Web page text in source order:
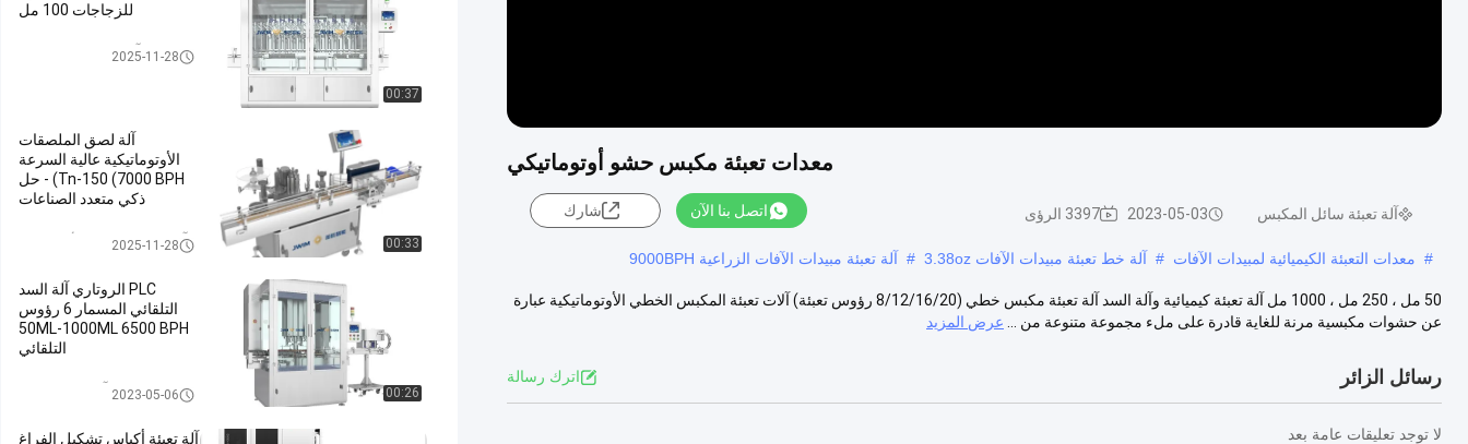
معدات تعبئة مكبس حشو أوتوماتيكي
آلة تعبئة سائل المكبس 2023-05-03 3397 الرؤى اتصل بنا الآن شارك
# معدات التعبئة الكيميائية لمبيدات الآفات # آلة خط تعبئة مبيدات الآفات 3.38oz # آلة تعبئة مبيدات الآفات الزراعية 9000BPH
50 مل ، 250 مل ، 1000 مل آلة تعبئة كيميائية وآلة السد آلة تعبئة مكبس خطي (8/12/16/20 رؤوس تعبئة) آلات تعبئة المكبس الخطي الأوتوماتيكية عبارة
عن حشوات مكبسية مرنة للغاية قادرة على ملء مجموعة متنوعة من ...
عرض المزيد
رسائل الزائر اترك رسالة
لا توجد تعليقات عامة بعد
00:37
للزجاجات 100 مل
آلة تعبئة سائل المكبس2025-11-28
00:33
آلة لصق الملصقات
الأوتوماتيكية عالية السرعة
Tn-150 (7000 BPH) - حل
ذكي متعدد الصناعات
آلة لصق الملصقات الأوتوماتيكية
2025-11-28
00:26
PLC الروتاري آلة السد
التلقائي المسمار 6 رؤوس
50ML-1000ML 6500 BPH
التلقائي
2023-05-06
آلة تعبئة أكياس تشكيل الفراغ